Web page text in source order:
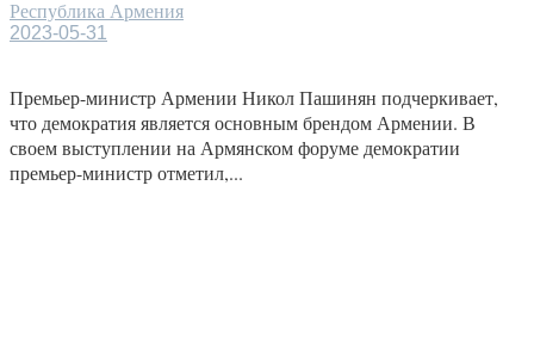
Республика Армения
2023-05-31
Премьер-министр Армении Никол Пашинян подчеркивает,
что демократия является основным брендом Армении. В
своем выступлении на Армянском форуме демократии
премьер-министр отметил,...